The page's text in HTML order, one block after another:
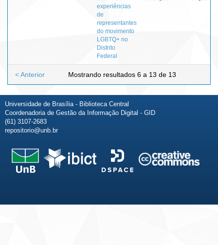
experiências
de
representantes
do movimento
LGBTQ+ no
Distrito
Federal
Mostrando resultados 6 a 13 de 13
< Anterior
Universidade de Brasília - Biblioteca Central
Coordenadoria de Gestão da Informação Digital - GID
(61) 3107-2683
repositorio@unb.br